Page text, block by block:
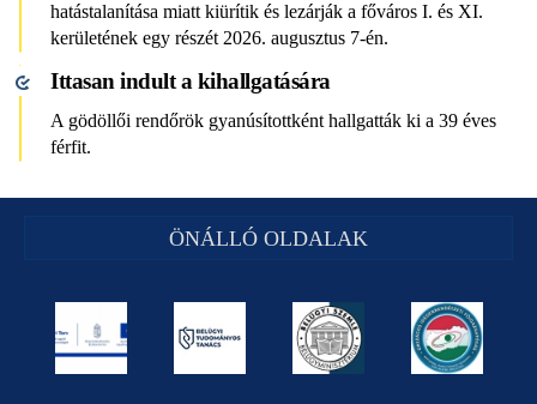
hatástalanítása miatt kiürítik és lezárják a főváros I. és XI.
kerületének egy részét 2026. augusztus 7-én.
Ittasan indult a kihallgatására
A gödöllői rendőrök gyanúsítottként hallgatták ki a 39 éves
férfit.
ÖNÁLLÓ OLDALAK